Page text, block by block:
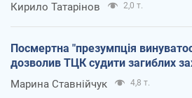
Кирило Татарінов 2,0 т.
Посмертна "презумпція
дозволив ТЦК судити загиблих
Марина Ставнійчук 4,8 т.